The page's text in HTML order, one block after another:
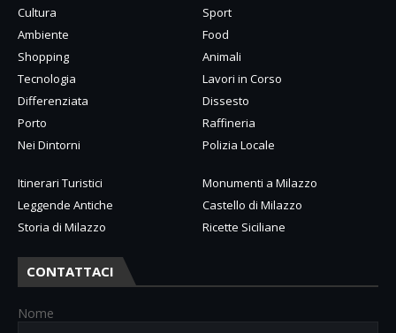
Cultura
Sport
Ambiente
Food
Shopping
Animali
Tecnologia
Lavori in Corso
Differenziata
Dissesto
Porto
Raffineria
Nei Dintorni
Polizia Locale
Itinerari Turistici
Monumenti a Milazzo
Leggende Antiche
Castello di Milazzo
Storia di Milazzo
Ricette Siciliane
CONTATTACI
Nome